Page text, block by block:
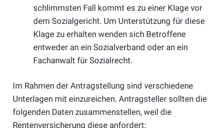
schlimmsten Fall kommt es zu einer Klage vor
dem Sozialgericht. Um Unterstützung für diese
Klage zu erhalten wenden sich Betroffene
entweder an ein Sozialverband oder an ein
Fachanwalt für Sozialrecht.
Im Rahmen der Antragstellung sind verschiedene
Unterlagen mit einzureichen. Antragsteller sollten die
folgenden Daten zusammenstellen, weil die
Rentenversicherung diese anfordert: